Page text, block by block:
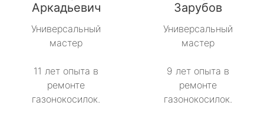
Аркадьевич
Универсальный
мастер
11 лет опыта в
ремонте
газонокосилок.
Зарубов
Универсальный
мастер
9 лет опыта в
ремонте
газонокосилок.